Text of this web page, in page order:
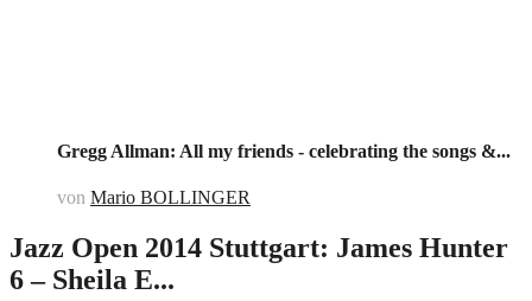
Gregg Allman: All my friends - celebrating the songs &...
von Mario BOLLINGER
Jazz Open 2014 Stuttgart: James Hunter
6 – Sheila E...